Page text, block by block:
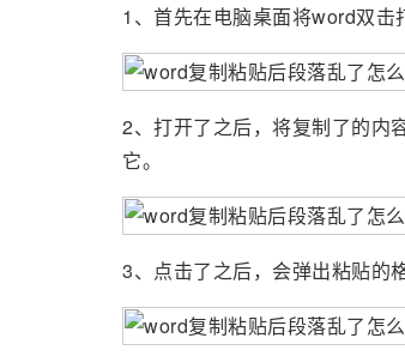
1、首先在电脑桌面将word双击
2、打开了之后，将复制了的内
它。
3、点击了之后，会弹出粘贴的